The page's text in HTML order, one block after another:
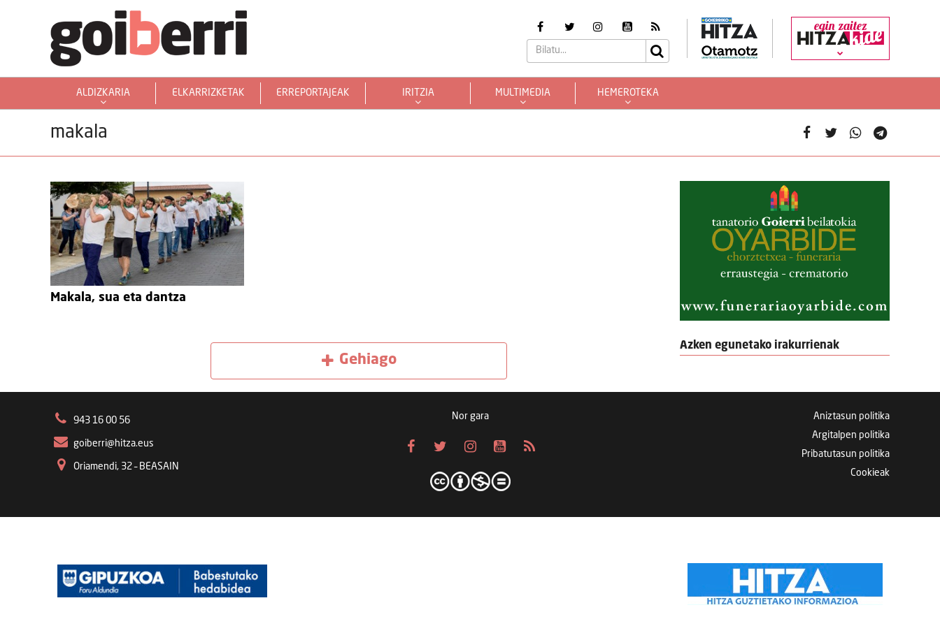
egin zaitez
ALDIZKARIA ELKARRIZKETAK ERREPORTAJEAK IRITZIA MULTIMEDIA HEMEROTEKA
makala
Makala, sua eta dantza
Gehiago
Azken egunetako irakurrienak
943 16 00 56
goiberri@hitza.eus
Oriamendi, 32 – BEASAIN
Nor gara
Aniztasun politika
Argitalpen politika
Pribatutasun politika
Cookieak